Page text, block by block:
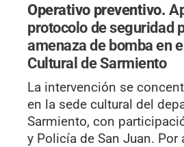
Operativo preventivo.
protocolo de seguridad
amenaza de bomba en
Cultural de Sarmiento
La intervención se
en la sede cultural del
Sarmiento, con
y Policía de San Juan. Por